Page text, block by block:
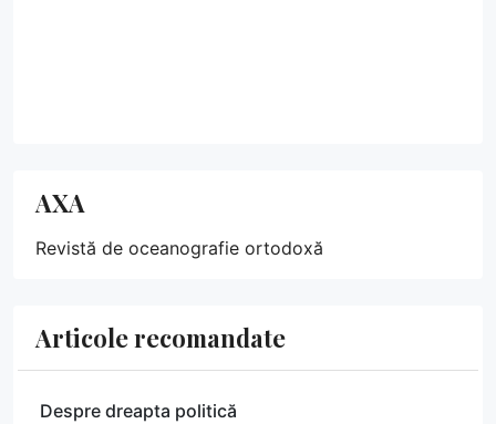
AXA
Revistă de oceanografie ortodoxă
Articole recomandate
Despre dreapta politică